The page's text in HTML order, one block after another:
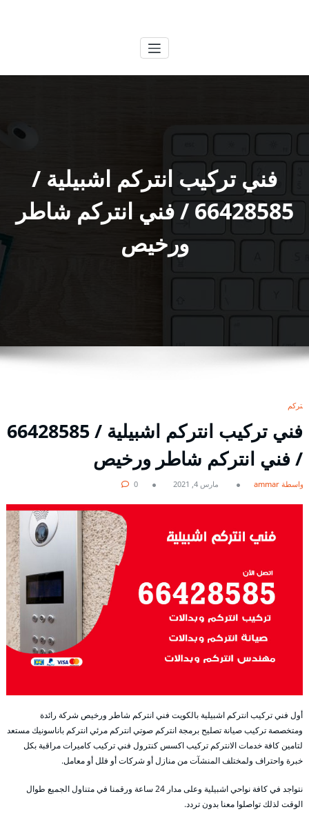
فني تركيب انتركم اشبيلية /
66428585 / فني انتركم شاطر
ورخيص
انتركم
فني تركيب انتركم اشبيلية / 66428585
/ فني انتركم شاطر ورخيص
بواسطة ammar مارس 4, 2021 0
أول فني تركيب انتركم اشبيلية بالكويت فني انتركم شاطر ورخيص شركة رائدة
ومتخصصة تركيب صيانة تصليح برمجة انتركم صوتي انتركم مرئي انتركم باناسونيك مستعد
لتامين كافة خدمات الانتركم تركيب اكسس كنترول فني تركيب كاميرات مراقبة بكل
خبرة واحتراف ولمختلف المنشآت من منازل أو شركات أو فلل أو معامل.
نتواجد في كافة نواحي اشبيلية وعلى مدار 24 ساعة ورقمنا في متناول الجميع طوال
الوقت لذلك تواصلوا معنا بدون تردد.